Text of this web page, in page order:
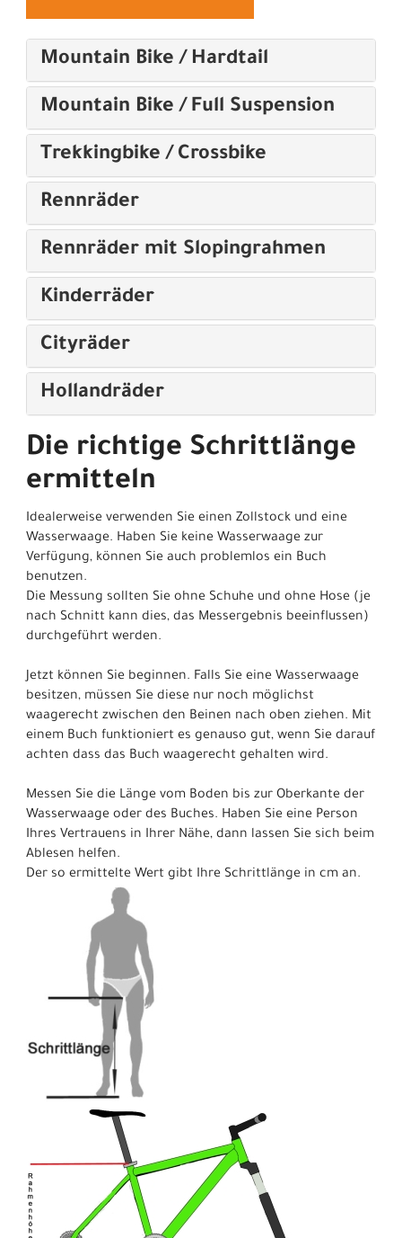
Mountain Bike / Hardtail
Mountain Bike / Full Suspension
Trekkingbike / Crossbike
Rennräder
Rennräder mit Slopingrahmen
Kinderräder
Cityräder
Hollandräder
Die richtige Schrittlänge
ermitteln
Idealerweise verwenden Sie einen Zollstock und eine
Wasserwaage. Haben Sie keine Wasserwaage zur
Verfügung, können Sie auch problemlos ein Buch
benutzen.
Die Messung sollten Sie ohne Schuhe und ohne Hose (je
nach Schnitt kann dies, das Messergebnis beeinflussen)
durchgeführt werden.
Jetzt können Sie beginnen. Falls Sie eine Wasserwaage
besitzen, müssen Sie diese nur noch möglichst
waagerecht zwischen den Beinen nach oben ziehen. Mit
einem Buch funktioniert es genauso gut, wenn Sie darauf
achten dass das Buch waagerecht gehalten wird.
Messen Sie die Länge vom Boden bis zur Oberkante der
Wasserwaage oder des Buches. Haben Sie eine Person
Ihres Vertrauens in Ihrer Nähe, dann lassen Sie sich beim
Ablesen helfen.
Der so ermittelte Wert gibt Ihre Schrittlänge in cm an.